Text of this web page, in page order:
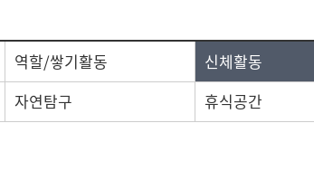
역할/쌓기활동 신체활동
자연탐구 휴식공간